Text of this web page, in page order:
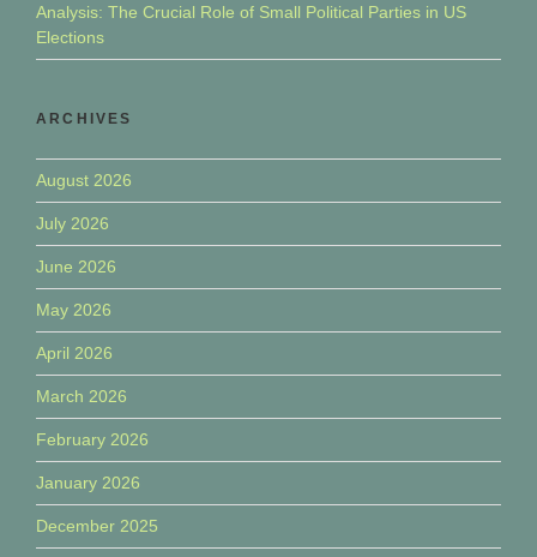
Analysis: The Crucial Role of Small Political Parties in US
Elections
ARCHIVES
August 2026
July 2026
June 2026
May 2026
April 2026
March 2026
February 2026
January 2026
December 2025